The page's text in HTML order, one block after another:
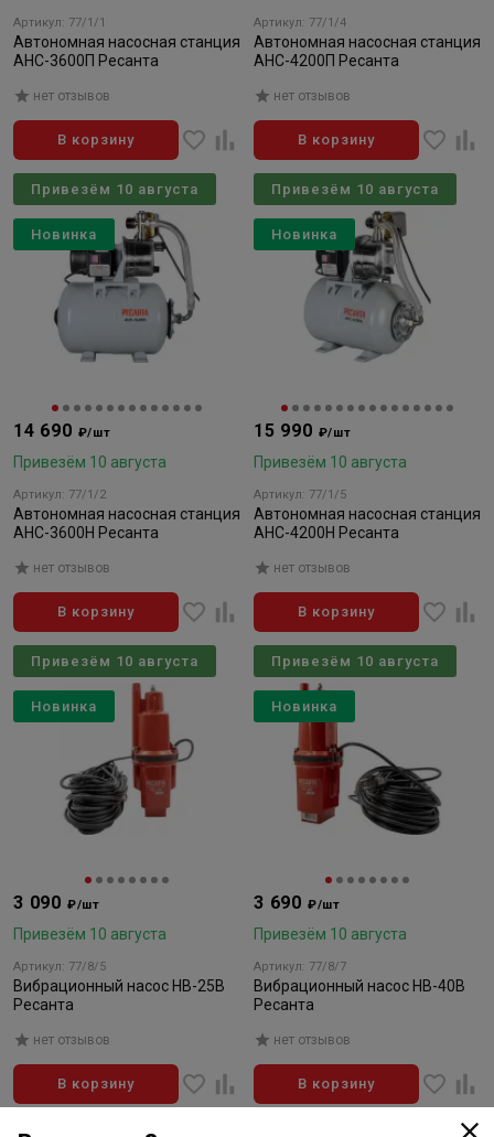
Артикул: 77/1/1
Автономная насосная станция
АНС-3600П Ресанта
нет отзывов
В корзину
Артикул: 77/1/4
Автономная насосная станция
АНС-4200П Ресанта
нет отзывов
В корзину
14 690 ₽/шт
Привезём 10 августа
Артикул: 77/1/2
Автономная насосная станция
АНС-3600Н Ресанта
нет отзывов
В корзину
Привезём 10 августа
Новинка
15 990 ₽/шт
Привезём 10 августа
Артикул: 77/1/5
Автономная насосная станция
АНС-4200Н Ресанта
нет отзывов
В корзину
Привезём 10 августа
Новинка
3 090 ₽/шт
Привезём 10 августа
Артикул: 77/8/5
Вибрационный насос НВ-25В
Ресанта
нет отзывов
В корзину
Привезём 10 августа
Новинка
3 690 ₽/шт
Привезём 10 августа
Артикул: 77/8/7
Вибрационный насос НВ-40В
Ресанта
нет отзывов
В корзину
Привезём 10 августа
Новинка
Привезём 10 августа